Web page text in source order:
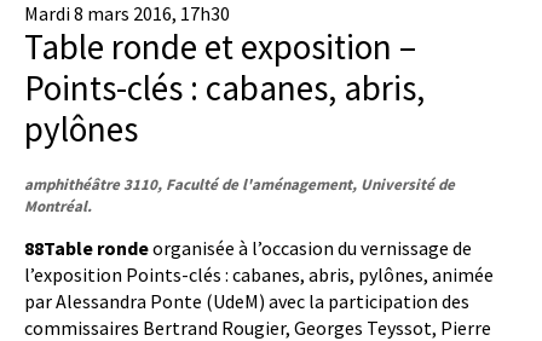
Mardi 8 mars 2016, 17h30
Table ronde et exposition –
Points-clés : cabanes, abris,
pylônes
amphithéâtre 3110, Faculté de l'aménagement, Université de
Montréal.
88Table rondeorganisée à l’occasion du vernissage de
l’exposition Points-clés : cabanes, abris, pylônes, animée
par Alessandra Ponte (UdeM) avec la participation des
commissaires Bertrand Rougier, Georges Teyssot, Pierre